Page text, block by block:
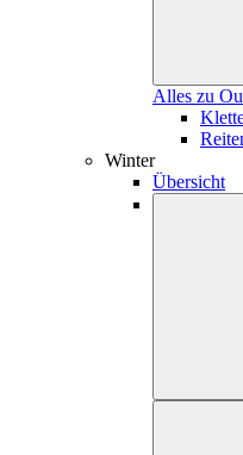
Alles zu
Winter
Übersicht